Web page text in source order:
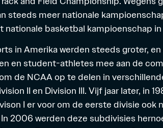
steeds meer nationale
nationale basketbal kampioenschap
in Amerika werden steeds groter,
en student-athletes mee aan de
de NCAA op te delen in
II en Division III. Vijf jaar later, in
I er voor om de eerste divisie
2006 werden deze subdivisies